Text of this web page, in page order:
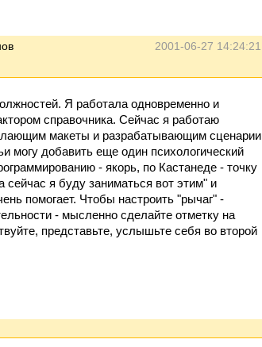
2001-06-27 14:24:21
Я работала одновременно и
справочника. Сейчас я работаю
макеты и разрабатывающим сценарии
могу добавить еще один психологический
- якорь, по Кастанеде - точку
сейчас я буду заниматься вот этим" и
помогает. Чтобы настроить "рычаг" -
- мысленно сделайте отметку на
представьте, услышьте себя во второй